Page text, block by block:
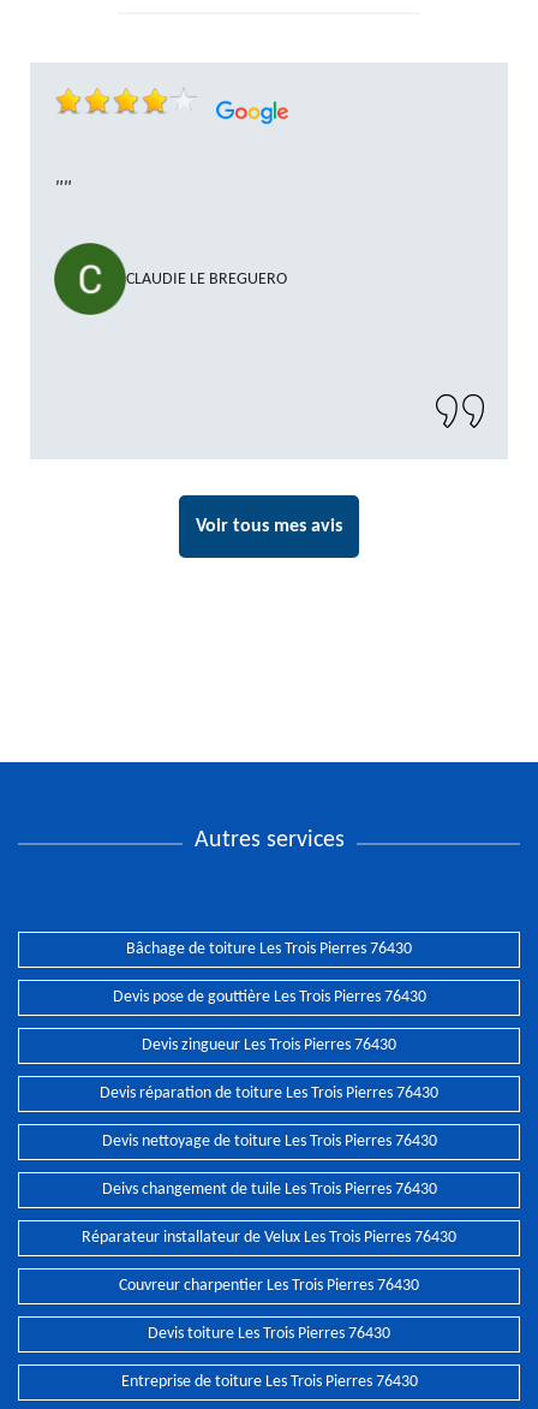
""
CLAUDIE LE BREGUERO
Voir tous mes avis
Autres services
Bâchage de toiture Les Trois Pierres 76430
Devis pose de gouttière Les Trois Pierres 76430
Devis zingueur Les Trois Pierres 76430
Devis réparation de toiture Les Trois Pierres 76430
Devis nettoyage de toiture Les Trois Pierres 76430
Deivs changement de tuile Les Trois Pierres 76430
Réparateur installateur de Velux Les Trois Pierres 76430
Couvreur charpentier Les Trois Pierres 76430
Devis toiture Les Trois Pierres 76430
Entreprise de toiture Les Trois Pierres 76430